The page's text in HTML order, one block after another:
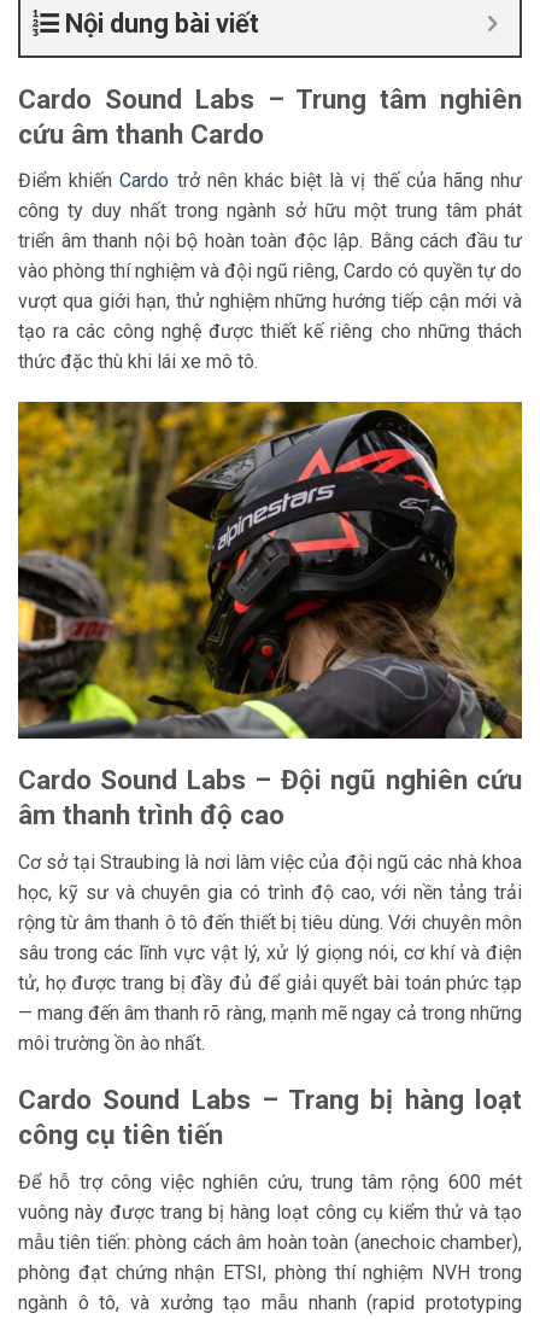
Nội dung bài viết
Cardo Sound Labs – Trung tâm nghiên
cứu âm thanh Cardo
Điểm khiếnCardo trở nên khác biệt là vị thế của hãng như
công ty duy nhất trong ngành sở hữu một trung tâm phát
triển âm thanh nội bộ hoàn toàn độc lập. Bằng cách đầu tư
vào phòng thí nghiệm và đội ngũ riêng, Cardo có quyền tự do
vượt qua giới hạn, thử nghiệm những hướng tiếp cận mới và
tạo ra các công nghệ được thiết kế riêng cho những thách
thức đặc thù khi lái xe mô tô.
Cardo Sound Labs – Đội ngũ nghiên cứu
âm thanh trình độ cao
Cơ sở tại Straubing là nơi làm việc của đội ngũ các nhà khoa
học, kỹ sư và chuyên gia có trình độ cao, với nền tảng trải
rộng từ âm thanh ô tô đến thiết bị tiêu dùng. Với chuyên môn
sâu trong các lĩnh vực vật lý, xử lý giọng nói, cơ khí và điện
tử, họ được trang bị đầy đủ để giải quyết bài toán phức tạp
— mang đến âm thanh rõ ràng, mạnh mẽ ngay cả trong những
môi trường ồn ào nhất.
Cardo Sound Labs – Trang bị hàng loạt
công cụ tiên tiến
Để hỗ trợ công việc nghiên cứu, trung tâm rộng 600 mét
vuông này được trang bị hàng loạt công cụ kiểm thử và tạo
mẫu tiên tiến: phòng cách âm hoàn toàn (anechoic chamber),
phòng đạt chứng nhận ETSI, phòng thí nghiệm NVH trong
ngành ô tô, và xưởng tạo mẫu nhanh (rapid prototyping